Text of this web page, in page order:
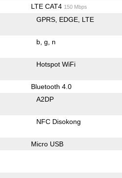
LTE CAT4 150 Mbps
GPRS EDGE LTE
b g n
Hotspot WiFi
Bluetooth 4.0
A2DP
NFC Disokong
Micro USB